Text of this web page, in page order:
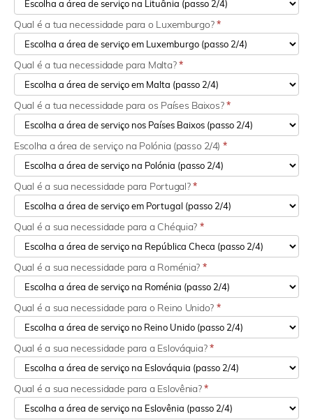
Qual é a tua necessidade para o Luxemburgo?*
Qual é a tua necessidade para Malta?*
Qual é a tua necessidade para os Países Baixos?*
Escolha a área de serviço na Polónia (passo 2/4) *
Qual é a sua necessidade para Portugal?*
Qual é a sua necessidade para a Chéquia? *
Qual é a sua necessidade para a Roménia? *
Qual é a sua necessidade para o Reino Unido? *
Qual é a sua necessidade para a Eslováquia?*
Qual é a sua necessidade para a Eslovênia?*